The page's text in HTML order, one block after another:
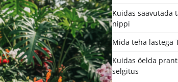
Kuidas saavutada
nippi
Mida teha lastega
Kuidas öelda
selgitus